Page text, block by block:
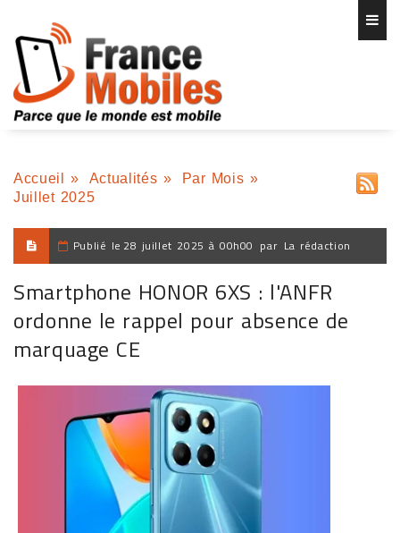
Accueil » Actualités » Par Mois »
Juillet 2025
Publié le 28 juillet 2025 à 00h00 par La rédaction
Smartphone HONOR 6XS : l'ANFR
ordonne le rappel pour absence de
marquage CE